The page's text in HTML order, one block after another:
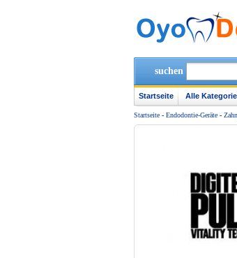
suchen
Startseite Alle
Startseite - Endodontie-Geräte -